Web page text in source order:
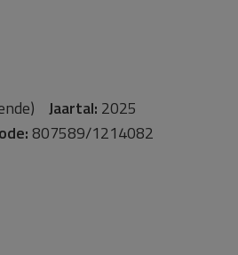
Jaartal: 2025
807589/1214082